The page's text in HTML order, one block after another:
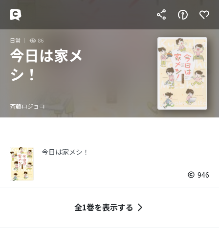
日常 86
今日は家メ
シ！
斉藤ロジョコ
今日は家メシ！
946
全1巻を表示する